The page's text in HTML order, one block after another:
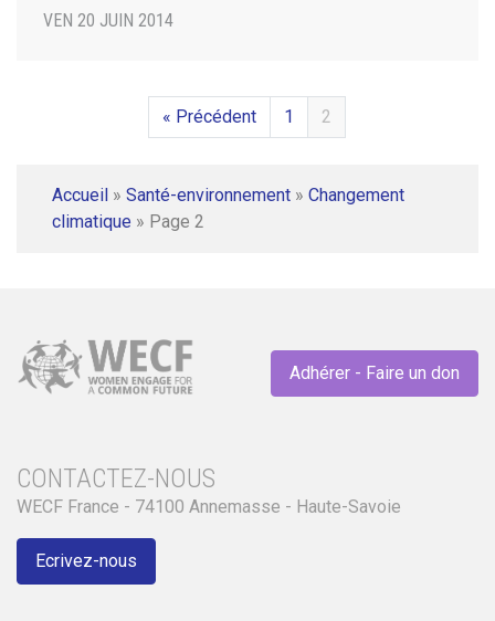
VEN 20 JUIN 2014
« Précédent 1 2
Accueil » Santé-environnement » Changement
climatique » Page 2
Adhérer - Faire un don
CONTACTEZ-NOUS
WECF France - 74100 Annemasse - Haute-Savoie
Ecrivez-nous